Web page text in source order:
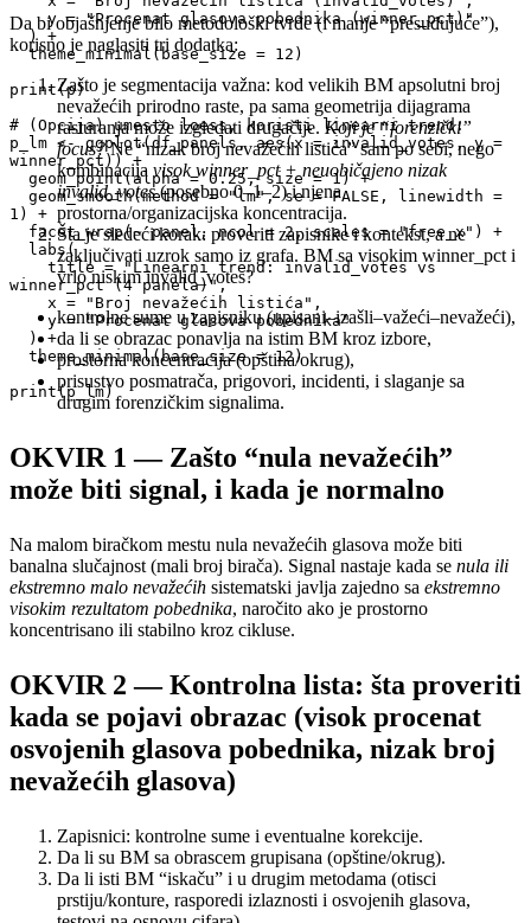
    y = "Procenat glasova pobednika (winner_pct)"
  ) +
  theme_minimal(base_size = 12)
print(p)
# (Opcija) umesto loess, koristi linearni trend:
p_lm <- ggplot(df_panels, aes(x = invalid_votes, y =
winner_pct)) +
1) +
winner_pct (4 panela)",
    y = "Procenat glasova pobednika"
print(p_lm)
Da bi objašnjenje bilo metodološki tvrđe (i manje “presuđujuće”),
korisno je naglasiti tri dodatka:
Zašto je segmentacija važna: kod velikih BM apsolutni broj
nevažećih prirodno raste, pa sama geometrija dijagrama
rasturanja može izgledati drugačije. Koji je “forenzički”
focus?Ne “nizak broj nevažećih listića” sam po sebi, nego
kombinacija visok winner_pct + neuobičajeno nizak
invalid_votes(posebno 0–1–2) i njena
prostorna/organizacijska koncentracija.
Šta je sledeći korak: proveriti zapisnike i kontekst, a ne
zaključivati uzrok samo iz grafa. BM sa visokim winner_pct i
vrlo niskim invalid_votes?
kontrolne sume u zapisniku (upisani–izašli–važeći–nevažeći),
da li se obrazac ponavlja na istim BM kroz izbore,
prostorna koncentracija (opština/okrug),
prisustvo posmatrača, prigovori, incidenti, i slaganje sa
drugim forenzičkim signalima.
OKVIR 1 — Zašto “nula nevažećih”
može biti signal, i kada je normalno
Na malom biračkom mestu nula nevažećih glasova može biti
banalna slučajnost (mali broj birača). Signal nastaje kada se nula ili
ekstremno malo nevažećih sistematski javlja zajedno sa ekstremno
visokim rezultatom pobednika, naročito ako je prostorno
koncentrisano ili stabilno kroz cikluse.
OKVIR 2 — Kontrolna lista: šta proveriti
kada se pojavi obrazac (visok procenat
osvojenih glasova pobednika, nizak broj
nevažećih glasova)
Zapisnici: kontrolne sume i eventualne korekcije.
Da li su BM sa obrascem grupisana (opštine/okrug).
Da li isti BM “iskaču” i u drugim metodama (otisci
prstiju/konture, rasporedi izlaznosti i osvojenih glasova,